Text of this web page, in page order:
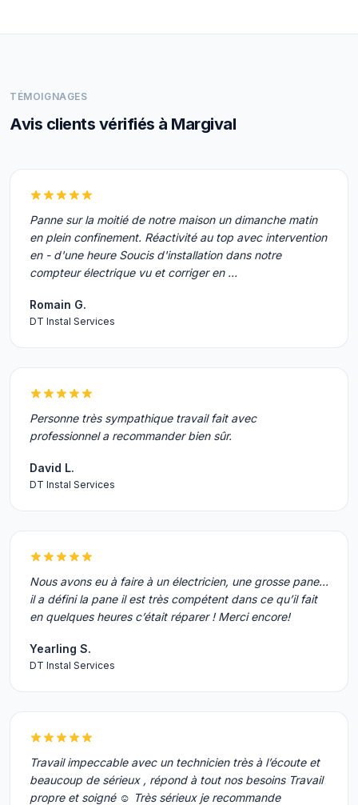
TÉMOIGNAGES
Avis clients vérifiés à Margival
Panne sur la moitié de notre maison un dimanche matin
en plein confinement. Réactivité au top avec intervention
en - d'une heure Soucis d'installation dans notre
compteur électrique vu et corriger en …
Romain G.
DT Instal Services
Personne très sympathique travail fait avec
professionnel a recommander bien sûr.
David L.
DT Instal Services
Nous avons eu à faire à un électricien, une grosse pane...
il a défini la pane il est très compétent dans ce qu’il fait
en quelques heures c’était réparer ! Merci encore!
Yearling S.
DT Instal Services
Travail impeccable avec un technicien très à l’écoute et
beaucoup de sérieux , répond à tout nos besoins Travail
propre et soigné ☺️ Très sérieux je recommande